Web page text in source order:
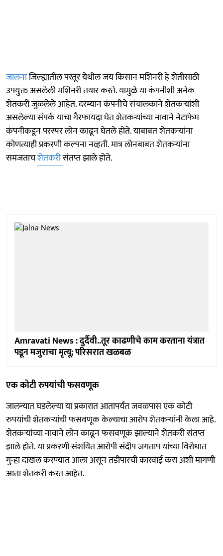
जालनाजिल्ह्यातील परतूर येथील जय किसान मशिनरी हे शेतीसाठी
उपयुक्त असलेली मशिनरी तयार करते. यामुळे या कंपनीशी अनेक
शेतकरी जुळलेले आहेत. दरम्यान कंपनीचे संचालकाने शेतकऱ्यांशी
असलेल्या संपर्क याचा गैरफायदा घेत शेतकऱ्यांच्या नावाने नेटाफेम
कंपनीकडून परस्पर लोन काढून घेतले होते. याबाबत शेतकऱ्यांना
कोणत्याही प्रकरणी कल्पना नव्हती. मात्र लोनबाबत शेतकऱ्यांना
समजताचशेतकरीसंतप्त झाले होते.
Amravati News : दुर्दैवी..तूर काढणीचे काम करताना यंत्रात
पडून मजुराचा मृत्यू; परिसरात खळबळ
एक कोटी रुपयांची फसवणूक
जालन्यात घडलेल्या या प्रकारात आतापर्यंत जवळपास एक कोटी
रुपयांची शेतकऱ्यांची फसवणूक केल्याचा आरोप शेतकऱ्यांनी केला आहे.
शेतकऱ्यांच्या नावाने लोन काढून फसवणूक झाल्याने शेतकरी संतप्त
झाले होते. या प्रकरणी संशयित आरोपी संदीप जगताप यांच्या विरोधात
गुन्हा दाखल करण्यात आला असून तडीपारची कारवाई करा अशी मागणी
आता शेतकरी करत आहेत.